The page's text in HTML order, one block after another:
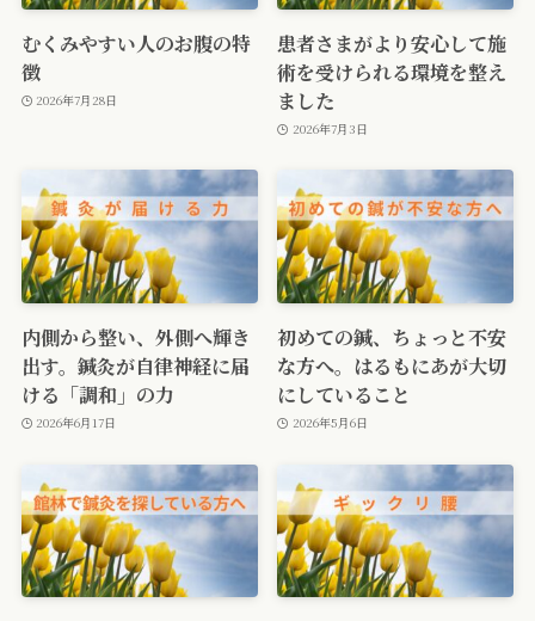
むくみやすい人のお腹の特
徴
2026年7月28日
患者さまがより安心して施
術を受けられる環境を整え
ました
2026年7月3日
内側から整い、外側へ輝き
出す。鍼灸が自律神経に届
ける「調和」の力
2026年6月17日
初めての鍼、ちょっと不安
な方へ。はるもにあが大切
にしていること
2026年5月6日